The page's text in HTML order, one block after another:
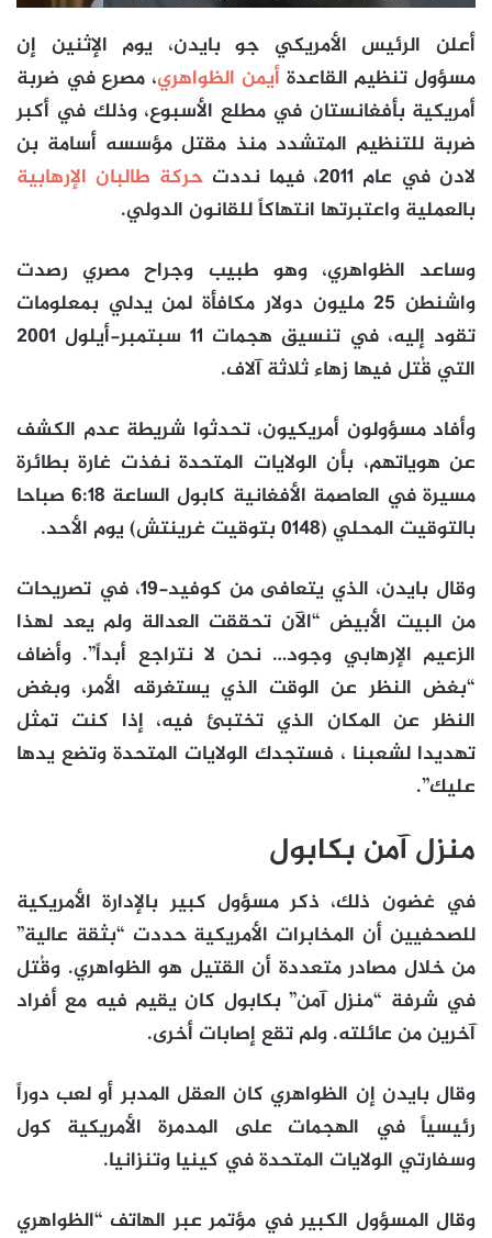
أعلن الرئيس الأمريكي جو بايدن، يوم الإثنين إن
مسؤول تنظيم القاعدةأيمن الظواهري، مصرع في ضربة
أمريكية بأفغانستان في مطلع الأسبوع، وذلك في أكبر
ضربة للتنظيم المتشدد منذ مقتل مؤسسه أسامة بن
لادن في عام 2011، فيما نددت
حركة طالبان الإرهابية
بالعملية واعتبرتها انتهاكاً للقانون الدولي.
وساعد الظواهري، وهو طبيب وجراح مصري رصدت
واشنطن 25 مليون دولار مكافأة لمن يدلي بمعلومات
تقود إليه، في تنسيق هجمات 11 سبتمبر-أيلول 2001
التي قُتل فيها زهاء ثلاثة آلاف.
وأفاد مسؤولون أمريكيون، تحدثوا شريطة عدم الكشف
عن هوياتهم، بأن الولايات المتحدة نفذت غارة بطائرة
مسيرة في العاصمة الأفغانية كابول الساعة 6:18 صباحا
بالتوقيت المحلي (0148 بتوقيت غرينتش) يوم الأحد.
وقال بايدن، الذي يتعافى من كوفيد-19، في تصريحات
من البيت الأبيض “الآن تحققت العدالة ولم يعد لهذا
الزعيم الإرهابي وجود… نحن لا نتراجع أبداً”. وأضاف
“بغض النظر عن الوقت الذي يستغرقه الأمر، وبغض
النظر عن المكان الذي تختبئ فيه، إذا كنت تمثل
تهديدا لشعبنا ، فستجدك الولايات المتحدة وتضع يدها
عليك”.
منزل آمن بكابول
في غضون ذلك، ذكر مسؤول كبير بالإدارة الأمريكية
للصحفيين أن المخابرات الأمريكية حددت “بثقة عالية”
من خلال مصادر متعددة أن القتيل هو الظواهري. وقُتل
في شرفة “منزل آمن” بكابول كان يقيم فيه مع أفراد
آخرين من عائلته. ولم تقع إصابات أخرى.
وقال بايدن إن الظواهري كان العقل المدبر أو لعب دوراً
رئيسياً في الهجمات على المدمرة الأمريكية كول
وسفارتي الولايات المتحدة في كينيا وتنزانيا.
وقال المسؤول الكبير في مؤتمر عبر الهاتف “الظواهري